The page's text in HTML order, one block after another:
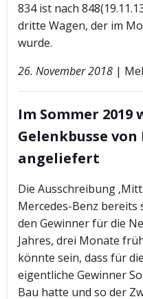
834 ist nach
dritte Wagen, der im
wurde.
26. November 2018 |
Im Sommer 2019
Gelenkbusse von
angeliefert
Die Ausschreibung
Mercedes-Benz
den Gewinner für die
Jahres, drei Monate
könnte sein, dass für
eigentliche Gewinner
Bau hatte und so der